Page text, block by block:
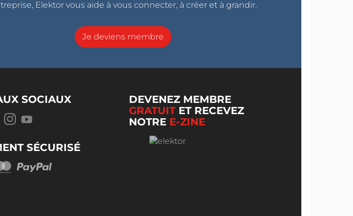
Elektor vous aide à vous connecter, à créer et à grandir.
Je deviens membre
SOCIAUX
SÉCURISÉ
DEVENEZ MEMBRE
GRATUITET RECEVEZ
NOTRE E-ZINE